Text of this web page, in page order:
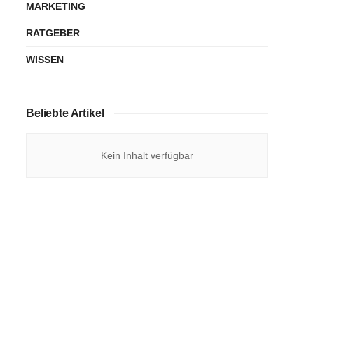
MARKETING
RATGEBER
WISSEN
Beliebte Artikel
Kein Inhalt verfügbar